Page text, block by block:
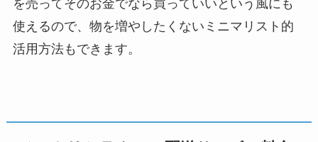
を売ってそのお金でなら買っていいという風にも
使えるので、物を増やしたくないミニマリスト的
活用方法もできます。